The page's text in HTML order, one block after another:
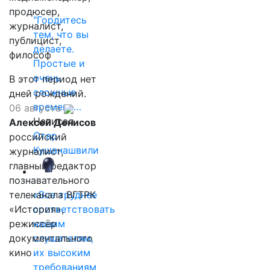
"Гордитесь
тем, что вы
делаете.
Простые и
очень
сложные
времена…
Написал
Отар
Кушанашвили
«Все труднее
соответствовать
нашим
слушателям,
их высоким
требованиям
продюсер,
журналист,
публицист,
философ
В этот период нет
дней рождений.
06 августа
Алексей Денисов
российский
журналист,
главный редактор
познавательного
телеканала ВГТРК
«История»,
режиссёр
документального
кино